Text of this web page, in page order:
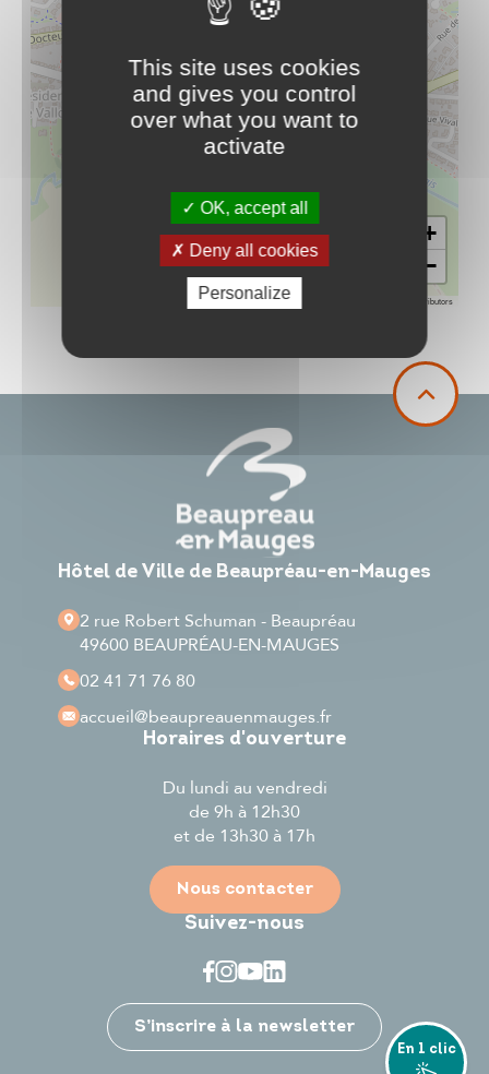
Je participe
+
−
contributors
Hôtel de Ville de Beaupréau-en-Mauges
2 rue Robert Schuman - Beaupréau
49600 BEAUPRÉAU-EN-MAUGES
02 41 71 76 80
accueil@beaupreauenmauges.fr
Horaires d'ouverture
Du lundi au vendredi
de 9h à 12h30
et de 13h30 à 17h
Nous contacter
Suivez-nous
S’inscrire à la newsletter
En 1 clic
This site uses cookies
and gives you control
over what you want to
activate
OK, accept all
Deny all cookies
Personalize